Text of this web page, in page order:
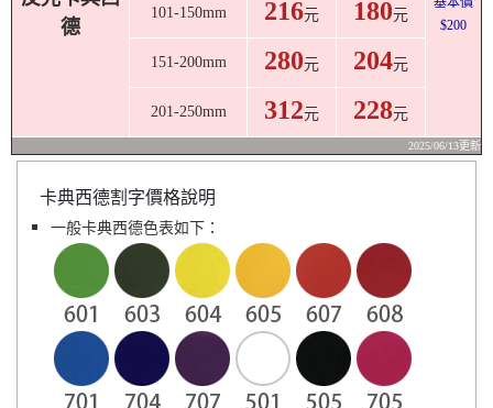
德
$200
101-150mm 216元 180元
151-200mm 280元 204元
201-250mm 312元 228元
2025/06/13更新
卡典西德割字價格說明
一般卡典西德色表如下：